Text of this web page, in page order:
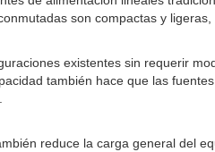
son compactas y
existentes sin requerir
también hace que las
reduce la carga general del